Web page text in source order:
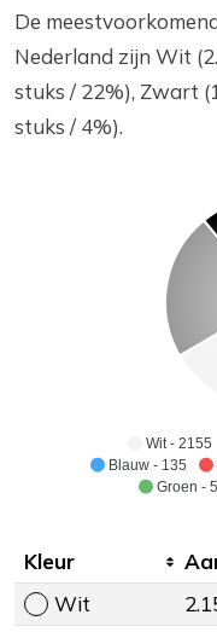
De
Nederland zijn Wit
stuks / 22%), Zwart
stuks / 4%).
Wit - 2155
Blauw - 135
Groen - 5
Kleur
Wit